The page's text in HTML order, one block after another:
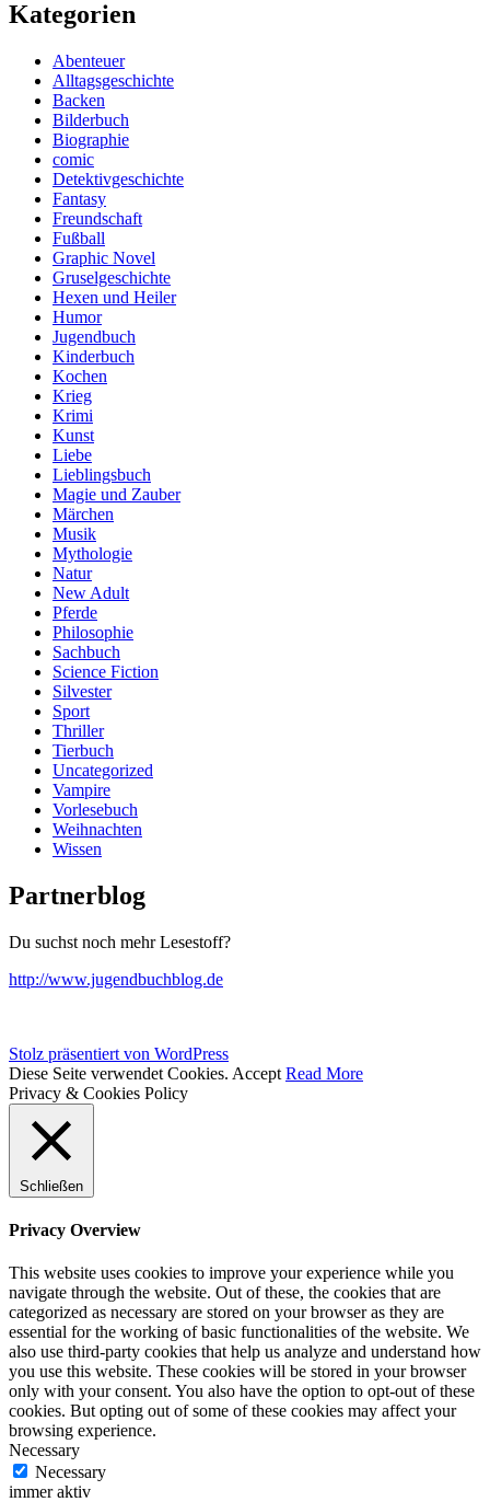
Kategorien
Abenteuer
Alltagsgeschichte
Backen
Bilderbuch
Biographie
comic
Detektivgeschichte
Fantasy
Freundschaft
Fußball
Graphic Novel
Gruselgeschichte
Hexen und Heiler
Humor
Jugendbuch
Kinderbuch
Kochen
Krieg
Krimi
Kunst
Liebe
Lieblingsbuch
Magie und Zauber
Märchen
Musik
Mythologie
Natur
New Adult
Pferde
Philosophie
Sachbuch
Science Fiction
Silvester
Sport
Thriller
Tierbuch
Uncategorized
Vampire
Vorlesebuch
Weihnachten
Wissen
Partnerblog
Du suchst noch mehr Lesestoff?
http://www.jugendbuchblog.de
Stolz präsentiert von WordPress
Diese Seite verwendet Cookies. Accept Read More
Privacy & Cookies Policy
Schließen
Privacy Overview
This website uses cookies to improve your experience while you
navigate through the website. Out of these, the cookies that are
categorized as necessary are stored on your browser as they are
essential for the working of basic functionalities of the website. We
also use third-party cookies that help us analyze and understand how
you use this website. These cookies will be stored in your browser
only with your consent. You also have the option to opt-out of these
cookies. But opting out of some of these cookies may affect your
browsing experience.
Necessary
Necessary
immer aktiv